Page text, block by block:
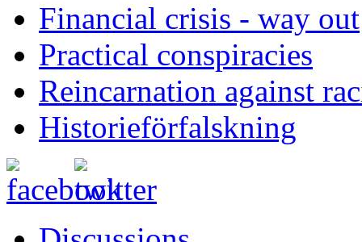
Financial crisis - way out
Practical conspiracies
Reincarnation against
Historieförfalskning